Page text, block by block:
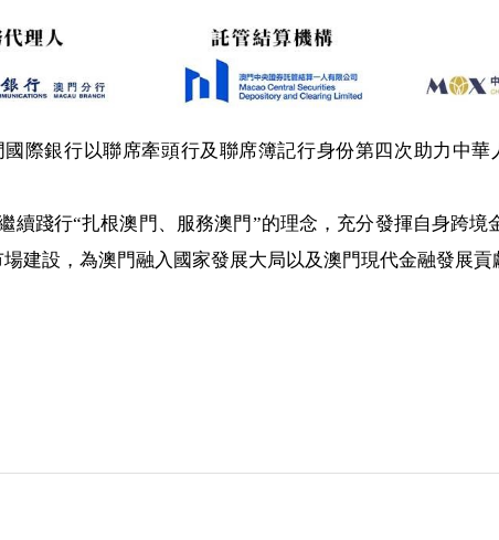
國際銀行以聯席牽頭行及聯席簿記行身份第四次助力中
續踐行“扎根澳門、服務澳門”的理念，充分發揮自身跨
建設，為澳門融入國家發展大局以及澳門現代金融發展貢